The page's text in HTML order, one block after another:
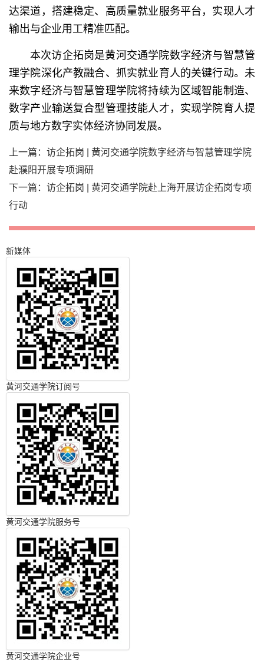
达渠道，搭建稳定、高质量就业服务平台，实现人才
输出与企业用工精准匹配。
本次访企拓岗是黄河交通学院数字经济与智慧管
理学院深化产教融合、抓实就业育人的关键行动。未
来数字经济与智慧管理学院将持续为区域智能制造、
数字产业输送复合型管理技能人才，实现学院育人提
质与地方数字实体经济协同发展。
上一篇： 访企拓岗 | 黄河交通学院数字经济与智慧管理学院
赴濮阳开展专项调研
下一篇： 访企拓岗 | 黄河交通学院赴上海开展访企拓岗专项
行动
新媒体
黄河交通学院订阅号
黄河交通学院服务号
黄河交通学院企业号